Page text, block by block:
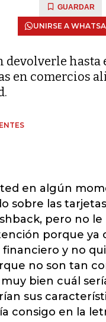
GUARDAR
UNIRSE A
devolverle hasta
en comercios
en algún
sobre las
pero no le
porque ya
y no
no son tan
bien cuál
sus
consigo en la